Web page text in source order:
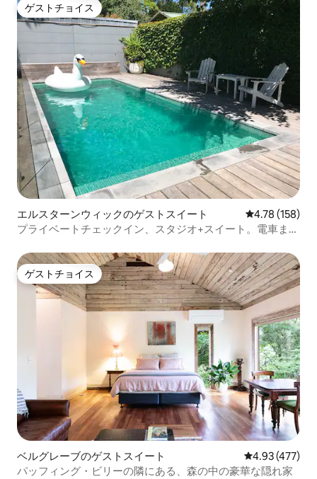
ゲストチョイス
ゲストチョイス
エルスターンウィックのゲストスイート レビュー158
4.78 (158)
プライベートチェックイン、スタジオ+スイート。電車まで
ゲストチョイス
ゲストチョイス
ベルグレーブのゲストスイート レビュー477
4.93 (477)
パッフィング・ビリーの隣にある、森の中の豪華な隠れ家